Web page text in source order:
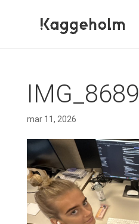
IMG_8689
mar 11, 2026